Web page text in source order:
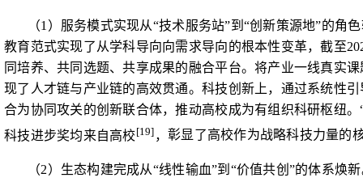
（1 ）服务模式实现从“技术服务站”到“创新策源地”的角
教育范式实现了从学科导向向需求导向的根本性变革，截至
同培养、共同选题、共享成果的融合平台。将产业一线真实
现了人才链与产业链的高效贯通。科技创新上，通过系统性
合为协同攻关的创新联合体，推动高校成为有组织科研枢纽。
科技进步奖均来自高校[19] ，彰显了高校作为战略科技力量的
（2）生态构建完成从“线性输血”到“价值共创”的体系焕